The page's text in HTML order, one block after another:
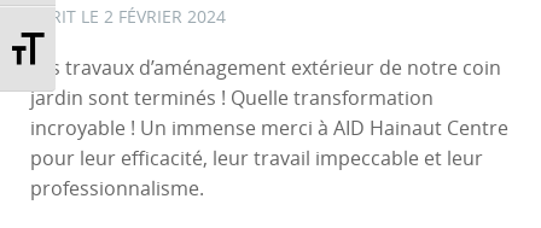
Changer la taille de la police
ECRIT LE 2 FÉVRIER 2024
Les travaux d’aménagement extérieur de notre coin
jardin sont terminés ! Quelle transformation
incroyable ! Un immense merci à AID Hainaut Centre
pour leur efficacité, leur travail impeccable et leur
professionnalisme.